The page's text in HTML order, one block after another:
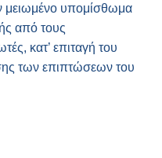
μειωμένο υπομίσθωμα
από τους
κατ’ επιταγή του
των επιπτώσεων του